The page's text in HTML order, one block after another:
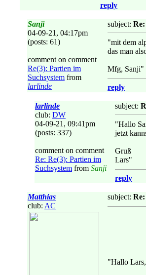
reply
Sanji
04-09-21, 04:17pm
(posts: 61)
comment on comment
Re(3): Partien im
Suchsystem from
larlinde
subject:
"mit dem
das man
Mfg, Sanji"
reply
larlinde
club: DW
04-09-21, 09:41pm
(posts: 337)
comment on comment
Re: Re(3): Partien im
Suchsystem from Sanji
subject:
"Hallo
jetzt
Gruß
Lars"
reply
Matthias
club: AC
subject:
"Hallo Lars,